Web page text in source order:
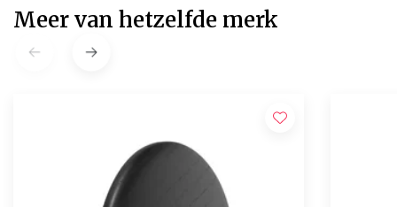
Meer van hetzelfde merk